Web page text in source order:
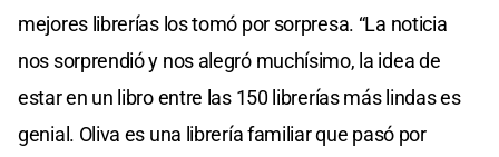
mejores librerías los tomó por sorpresa. “La noticia
nos sorprendió y nos alegró muchísimo, la idea de
estar en un libro entre las 150 librerías más lindas es
genial. Oliva es una librería familiar que pasó por